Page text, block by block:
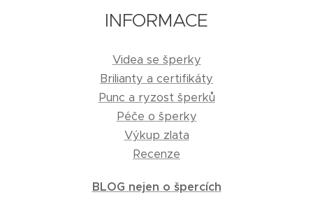
INFORMACE
Videa se šperky
Brilianty a certifikáty
Punc a ryzost šperků
Péče o šperky
Výkup zlata
Recenze
BLOG nejen o špercích